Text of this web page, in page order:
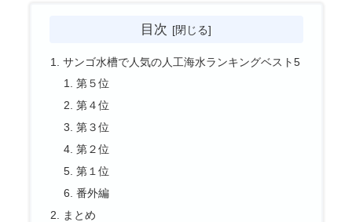
目次
サンゴ水槽で人気の人工海水ランキングベスト5
第５位
第４位
第３位
第２位
第１位
番外編
まとめ